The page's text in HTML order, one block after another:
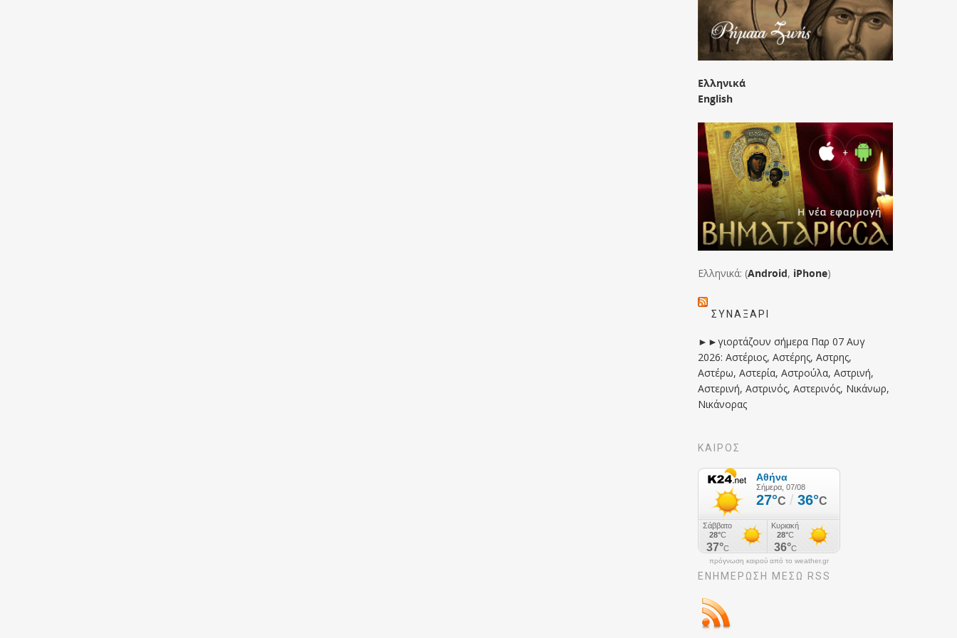
Ελληνικά
English
Ελληνικά: (Android, iPhone)
ΣΥΝΑΞΆΡΙ
►►γιορτάζουν σήμερα Παρ 07 Αυγ
2026: Αστέριος, Αστέρης, Αστρης,
Αστέρω, Αστερία, Αστρούλα, Αστρινή,
Αστερινή, Αστρινός, Αστερινός, Νικάνωρ,
Νικάνορας
ΚΑΙΡΟΣ
πρόγνωση καιρού από το weather.gr
ΕΝΗΜΈΡΩΣΉ ΜΕΣΩ RSS